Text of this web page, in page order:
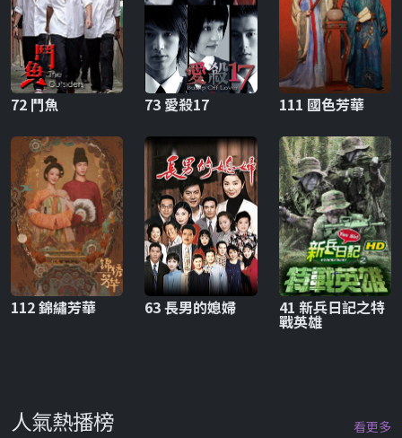
72 鬥魚 73 愛殺17 111 國色芳華
112 錦繡芳華 63 長男的媳婦 41 新兵日記之特
戰英雄
人氣熱播榜 看更多